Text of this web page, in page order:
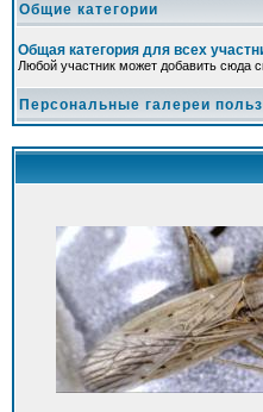
Общие категории
Общая категория для всех
Любой участник может добавить сюда
Персональные галереи